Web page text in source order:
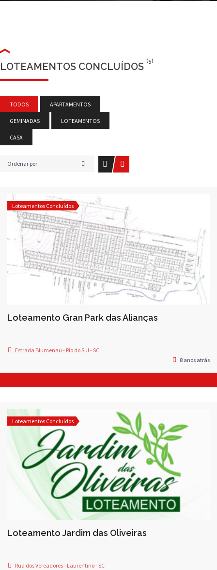
LOTEAMENTOS CONCLUÍDOS (5)
TODOS APARTAMENTOS
GEMINADAS LOTEAMENTOS
CASA
Ordenar por
Loteamentos Concluídos
Loteamento Gran Park das Alianças
Estrada Blumenau - Rio do Sul - SC
8 anos atrás
Loteamentos Concluídos
Loteamento Jardim das Oliveiras
Rua dos Vereadores - Laurentino - SC